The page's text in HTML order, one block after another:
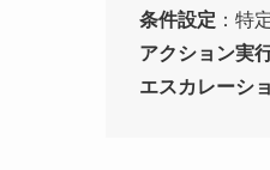
条件設定 ：特
アクション実
エスカレーシ